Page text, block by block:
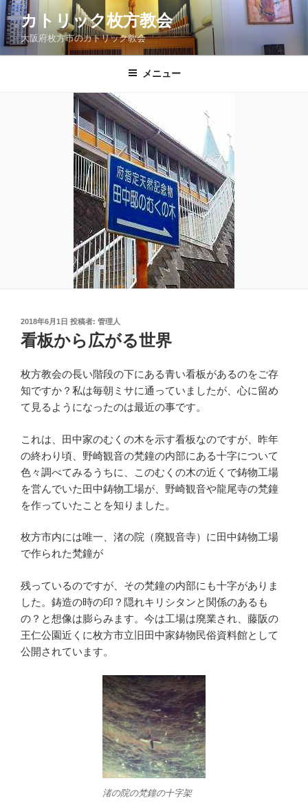
コ
ン
テ
ン
カトリック枚方教会
大阪府枚方市のカトリック教会
メニュー
投
稿
日:
2018年6月1日 投稿者: 管理人
看板から広がる世界
枚方教会の長い階段の下にある青い看板があるのをご存
知ですか？私は毎朝ミサに通っていましたが、心に留め
て見るようになったのは最近の事です。
これは、田中家のむくの木を示す看板なのですが、昨年
の終わり頃、野崎観音の梵鐘の内部にある十字について
色々調べてみるうちに、このむくの木の近くで鋳物工場
を営んでいた田中鋳物工場が、野崎観音や龍尾寺の梵鐘
を作っていたことを知りました。
枚方市内には唯一、渚の院（廃観音寺）に田中鋳物工場
で作られた梵鐘が
残っているのですが、その梵鐘の内部にも十字がありま
した。鋳造の時の印？隠れキリシタンと関係のあるも
の？と想像は膨らみます。今は工場は廃業され、藤阪の
王仁公園近くに枚方市立旧田中家鋳物民俗資料館として
公開されています。
渚の院の梵鐘の十字架